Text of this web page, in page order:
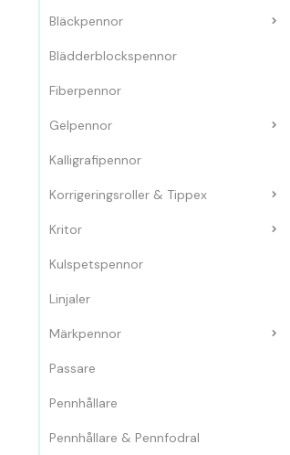
Bläckpennor
Blädderblockspennor
Fiberpennor
Gelpennor
Kalligrafipennor
Korrigeringsroller & Tippex
Kritor
Kulspetspennor
Linjaler
Märkpennor
Passare
Pennhållare
Pennhållare & Pennfodral